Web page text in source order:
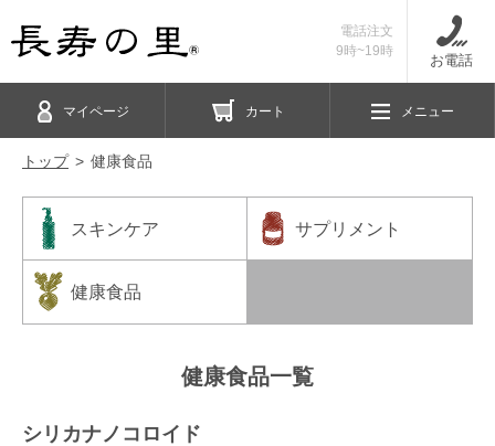
電話注文
9時~19時
お電話
マイページ カート メニュー
トップ 健康食品
スキンケア サプリメント
健康食品
健康食品一覧
シリカナノコロイド